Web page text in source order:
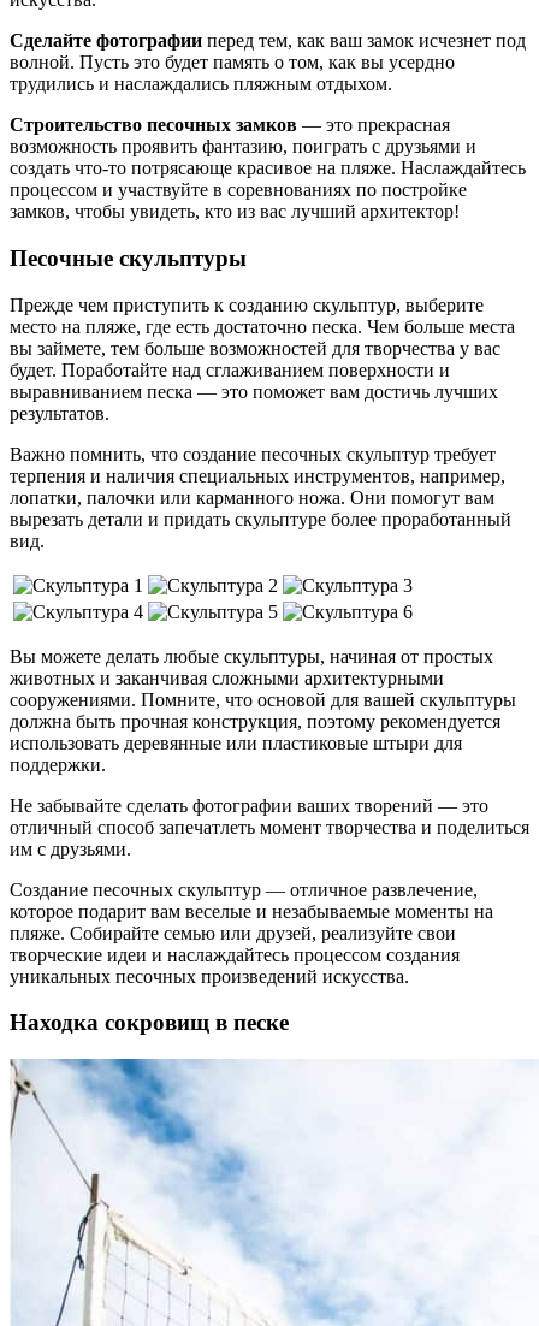
Сделайте фотографии перед тем, как ваш замок исчезнет под
волной. Пусть это будет память о том, как вы усердно
трудились и наслаждались пляжным отдыхом.
Строительство песочных замков — это прекрасная
возможность проявить фантазию, поиграть с друзьями и
создать что-то потрясающе красивое на пляже. Наслаждайтесь
процессом и участвуйте в соревнованиях по постройке
замков, чтобы увидеть, кто из вас лучший архитектор!
Песочные скульптуры
Прежде чем приступить к созданию скульптур, выберите
место на пляже, где есть достаточно песка. Чем больше места
вы займете, тем больше возможностей для творчества у вас
будет. Поработайте над сглаживанием поверхности и
выравниванием песка — это поможет вам достичь лучших
результатов.
Важно помнить, что создание песочных скульптур требует
терпения и наличия специальных инструментов, например,
лопатки, палочки или карманного ножа. Они помогут вам
вырезать детали и придать скульптуре более проработанный
вид.
Вы можете делать любые скульптуры, начиная от простых
животных и заканчивая сложными архитектурными
сооружениями. Помните, что основой для вашей скульптуры
должна быть прочная конструкция, поэтому рекомендуется
использовать деревянные или пластиковые штыри для
поддержки.
Не забывайте сделать фотографии ваших творений — это
отличный способ запечатлеть момент творчества и поделиться
им с друзьями.
Создание песочных скульптур — отличное развлечение,
которое подарит вам веселые и незабываемые моменты на
пляже. Собирайте семью или друзей, реализуйте свои
творческие идеи и наслаждайтесь процессом создания
уникальных песочных произведений искусства.
Находка сокровищ в песке